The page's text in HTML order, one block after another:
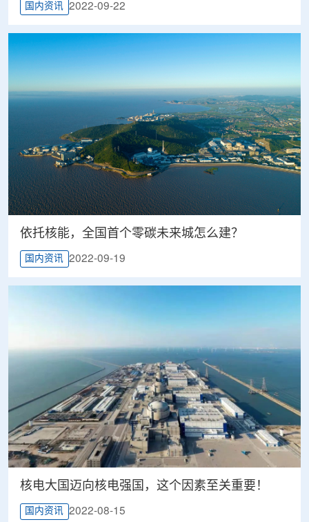
国内资讯 2022-09-22
依托核能，全国首个零碳未来城怎么建？
国内资讯 2022-09-19
核电大国迈向核电强国，这个因素至关重要！
国内资讯 2022-08-15